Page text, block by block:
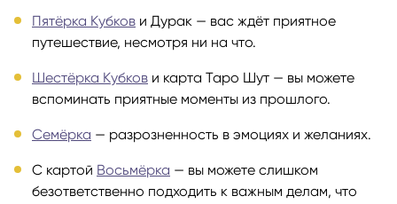
Пятёрка Кубков и Дурак — вас ждёт приятное
путешествие, несмотря ни на что.
Шестёрка Кубков и карта Таро Шут — вы можете
вспоминать приятные моменты из прошлого.
Семёрка — разрозненность в эмоциях и желаниях.
С картой Восьмёрка — вы можете слишком
безответственно подходить к важным делам, что